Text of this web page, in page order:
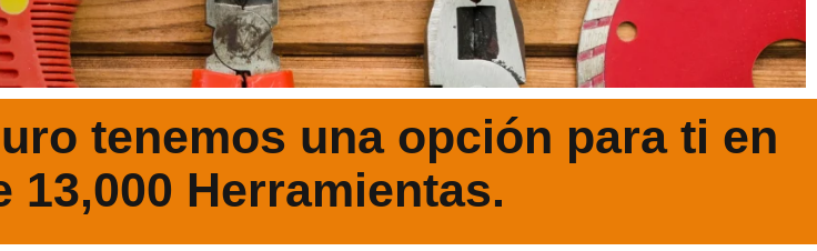
tenemos una opción para ti en
13,000 Herramientas.